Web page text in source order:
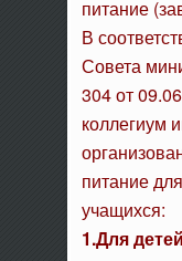
питание
В
Совета
304 от
коллегиум
питание
учащихся:
1.Для